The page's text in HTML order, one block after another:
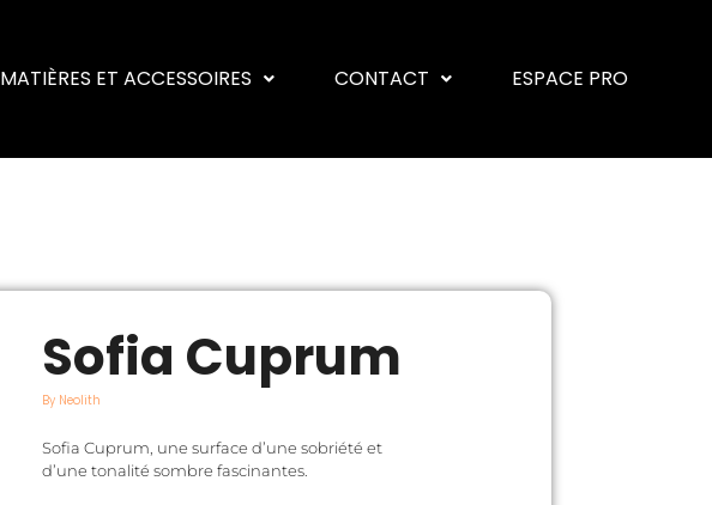
MATIÈRES ET ACCESSOIRES CONTACT ESPACE PRO
Sofia Cuprum
By Neolith
Sofia Cuprum, une surface d’une sobriété et
d’une tonalité sombre fascinantes.